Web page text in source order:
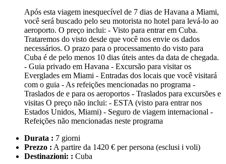
Após esta viagem inesquecível de 7 dias de Havana a Miami,
você será buscado pelo seu motorista no hotel para levá-lo ao
aeroporto. O preço inclui: - Visto para entrar em Cuba.
Trataremos do visto desde que você nos envie os dados
necessários. O prazo para o processamento do visto para
Cuba é de pelo menos 10 dias úteis antes da data de chegada.
- Guia privado em Havana - Excursão para visitar os
Everglades em Miami - Entradas dos locais que você visitará
com o guia - As refeições mencionadas no programa -
Traslados de e para os aeroportos - Traslados para excursões e
visitas O preço não inclui: - ESTA (visto para entrar nos
Estados Unidos, Miami) - Seguro de viagem internacional -
Refeições não mencionadas neste programa
Durata : 7 giorni
Prezzo : A partire da 1420 € per persona (esclusi i voli)
Destinazioni: : Cuba